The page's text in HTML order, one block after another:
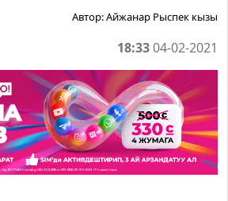
Автор:Айжанар Рыспек кызы
18:3304-02-2021